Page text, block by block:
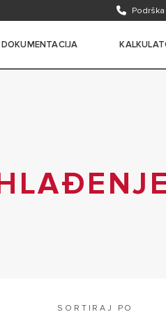
Podrška
SORTIRAJ PO